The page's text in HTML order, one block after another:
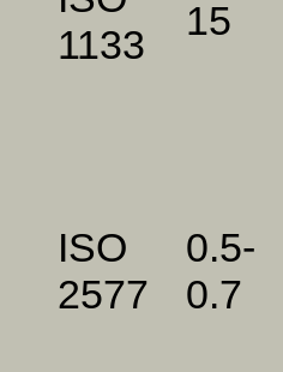
1133
15
ISO
2577
0.5-
0.7